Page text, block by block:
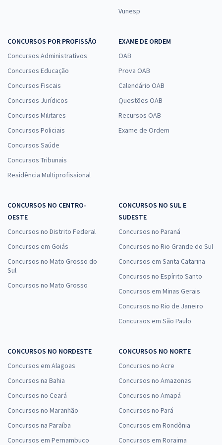
Vunesp
CONCURSOS POR PROFISSÃO
Concursos Administrativos
Concursos Educação
Concursos Fiscais
Concursos Jurídicos
Concursos Militares
Concursos Policiais
Concursos Saúde
Concursos Tribunais
Residência Multiprofissional
EXAME DE ORDEM
OAB
Prova OAB
Calendário OAB
Questões OAB
Recursos OAB
Exame de Ordem
CONCURSOS NO CENTRO-
OESTE
Concursos no Distrito Federal
Concursos em Goiás
Concursos no Mato Grosso do
Sul
Concursos no Mato Grosso
CONCURSOS NO SUL E
SUDESTE
Concursos no Paraná
Concursos no Rio Grande do Sul
Concursos em Santa Catarina
Concursos no Espírito Santo
Concursos em Minas Gerais
Concursos no Rio de Janeiro
Concursos em São Paulo
CONCURSOS NO NORDESTE
Concursos em Alagoas
Concursos na Bahia
Concursos no Ceará
Concursos no Maranhão
Concursos na Paraíba
Concursos em Pernambuco
CONCURSOS NO NORTE
Concursos no Acre
Concursos no Amazonas
Concursos no Amapá
Concursos no Pará
Concursos em Rondônia
Concursos em Roraima